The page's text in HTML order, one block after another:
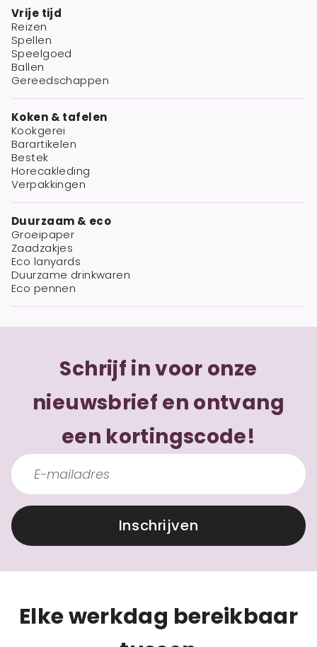
Vrije tijd
Reizen
Spellen
Speelgoed
Ballen
Gereedschappen
Koken & tafelen
Kookgerei
Barartikelen
Bestek
Horecakleding
Verpakkingen
Duurzaam & eco
Groeipaper
Zaadzakjes
Eco lanyards
Duurzame drinkwaren
Eco pennen
Schrijf in voor onze
nieuwsbrief en ontvang
een kortingscode!
Inschrijven
Elke werkdag bereikbaar